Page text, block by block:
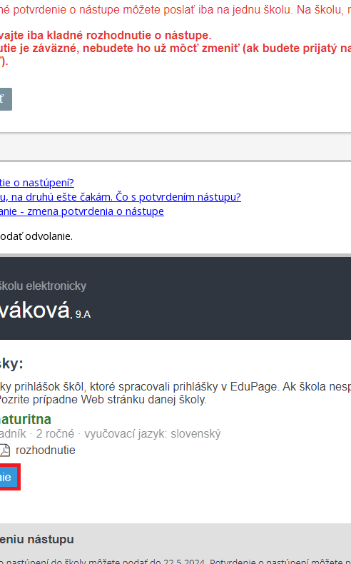
o nastúpení?
na druhú ešte čakám. Čo s potvrdením nástupu?
- zmena potvrdenia o nástupe
odvolanie.